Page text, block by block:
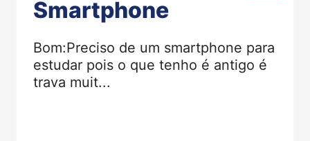
Smartphone
Bom:Preciso de um smartphone para
estudar pois o que tenho é antigo é
trava muit...